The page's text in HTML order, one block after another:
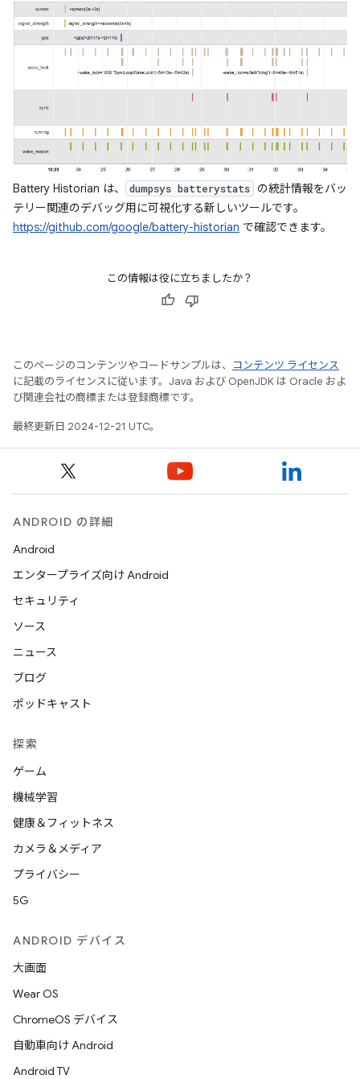
Battery Historian は、 dumpsys batterystats
の統計情報をバッ
テリー関連のデバッグ用に可視化する新しいツールです。
https://github.com/google/battery-historian で確認できます。
この情報は役に立ちましたか？
このページのコンテンツやコードサンプルは、
コンテンツ ライセンス
に記載のライセンスに従います。Java および OpenJDK は Oracle およ
び関連会社の商標または登録商標です。
最終更新日 2024-12-21 UTC。
ANDROID の詳細
Android
エンタープライズ向け Android
セキュリティ
ソース
ニュース
ブログ
ポッドキャスト
探索
ゲーム
機械学習
健康＆フィットネス
カメラ＆メディア
プライバシー
5G
ANDROID デバイス
大画面
Wear OS
ChromeOS デバイス
自動車向け Android
Android TV